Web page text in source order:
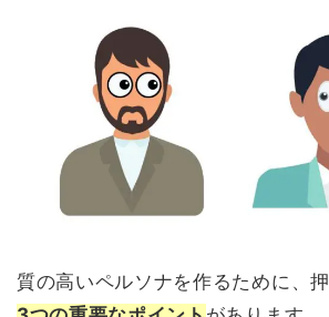
質の高いペルソナを作るために、